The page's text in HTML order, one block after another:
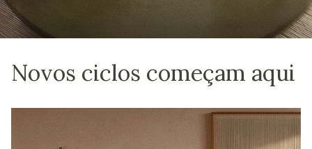
Novos ciclos começam aqui